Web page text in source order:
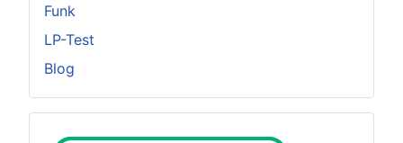
Funk
LP-Test
Blog